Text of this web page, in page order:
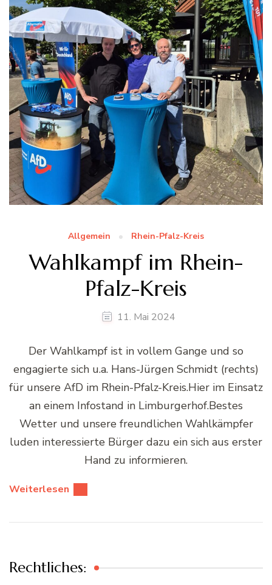
Allgemein Rhein-Pfalz-Kreis
Wahlkampf im Rhein-
Pfalz-Kreis
11. Mai 2024
Der Wahlkampf ist in vollem Gange und so
engagierte sich u.a. Hans-Jürgen Schmidt (rechts)
für unsere AfD im Rhein-Pfalz-Kreis.Hier im Einsatz
an einem Infostand in Limburgerhof.Bestes
Wetter und unsere freundlichen Wahlkämpfer
luden interessierte Bürger dazu ein sich aus erster
Hand zu informieren.
Weiterlesen
Rechtliches: